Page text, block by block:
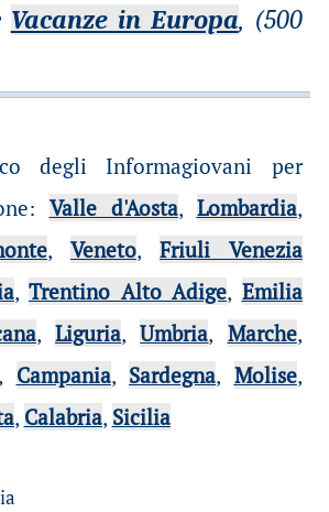
Vacanze in Europa, (500
degli Informagiovani per
: Valle d'Aosta, Lombardia,
, Veneto,Friuli Venezia
,Trentino Alto Adige, Emilia
,Liguria,Umbria, Marche,
, Campania, Sardegna, Molise,
, Calabria, Sicilia